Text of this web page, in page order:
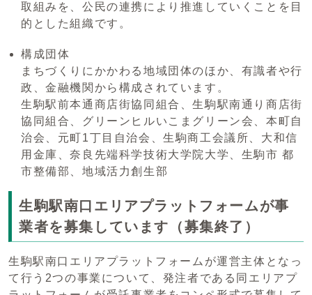
取組みを、公民の連携により推進していくことを目
的とした組織です。
構成団体
まちづくりにかかわる地域団体のほか、有識者や行
政、金融機関から構成されています。
生駒駅前本通商店街協同組合、生駒駅南通り商店街
協同組合、グリーンヒルいこまグリーン会、本町自
治会、元町1丁目自治会、生駒商工会議所、大和信
用金庫、奈良先端科学技術大学院大学、生駒市 都
市整備部、地域活力創生部
生駒駅南口エリアプラットフォームが事
業者を募集しています（募集終了）
生駒駅南口エリアプラットフォームが運営主体となっ
て行う2つの事業について、発注者である同エリアプ